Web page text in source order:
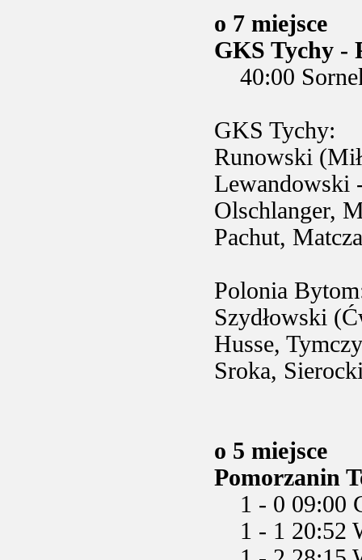
o 7 miejsce
GKS Tychy -
40:00
GKS Tychy:
Runowski
Lewandowski
Olschlanger,
Pachut,
Polonia
Szydłowski
Husse,
Sroka,
o 5 miejsce
Pomorzanin
1 - 0 09:00
1 - 1 20:52